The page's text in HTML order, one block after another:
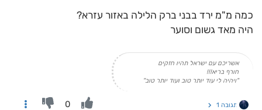
כמה מ"מ ירד בבני ברק הלילה באזור עזרא?
היה מאד גשום וסוער
אשריכם עם ישראל תהיו חזקים
חורף בריא!!!
"ויהיה לי עוד יותר טוב ועוד יותר טוב"
תגובה 1 0